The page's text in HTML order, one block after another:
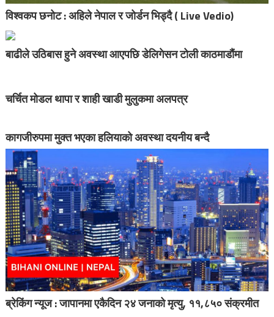
विश्वकप छनोट : अहिले नेपाल र जोर्डन भिड्दै ( Live Vedio)
बाढीले उठिबास हुने अवस्था आएपछि डेलिगेसन टोली काठमाडौंमा
चर्चित मोडल थापा र शाही खाडी मुलुकमा अलपत्र
कागजीरुपमा मुक्त भएका हलियाको अवस्था दयनीय बन्दै
ब्रेकिंग न्यूज : जापानमा एकैदिन २४ जनाको मृत्यु, ११,८५० संक्रमीत